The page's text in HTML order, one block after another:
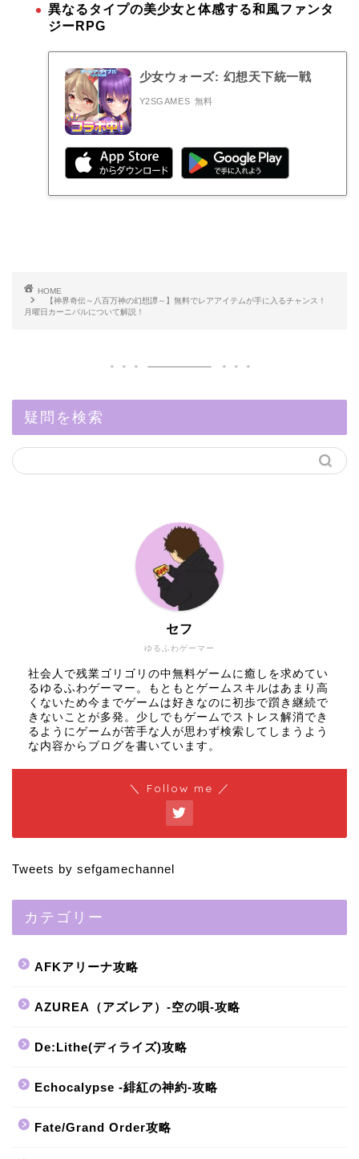
異なるタイプの美少女と体感する和風ファンタ
ジーRPG
少女ウォーズ: 幻想天下統一戦
Y2SGAMES 無料
HOME
【神界奇伝～八百万神の幻想譚～】無料でレアアイテムが手に入るチャンス！
月曜日カーニバルについて解説！
疑問を検索
ゆるふわゲーマー
セフ
社会人で残業ゴリゴリの中無料ゲームに癒しを求めてい
るゆるふわゲーマー。もともとゲームスキルはあまり高
くないため今までゲームは好きなのに初歩で躓き継続で
きないことが多発。少しでもゲームでストレス解消でき
るようにゲームが苦手な人が思わず検索してしまうよう
な内容からブログを書いています。
＼ Follow me ／
Tweets by sefgamechannel
カテゴリー
AFKアリーナ攻略
AZUREA（アズレア）-空の唄-攻略
De:Lithe(ディライズ)攻略
Echocalypse -緋紅の神約-攻略
Fate/Grand Order攻略